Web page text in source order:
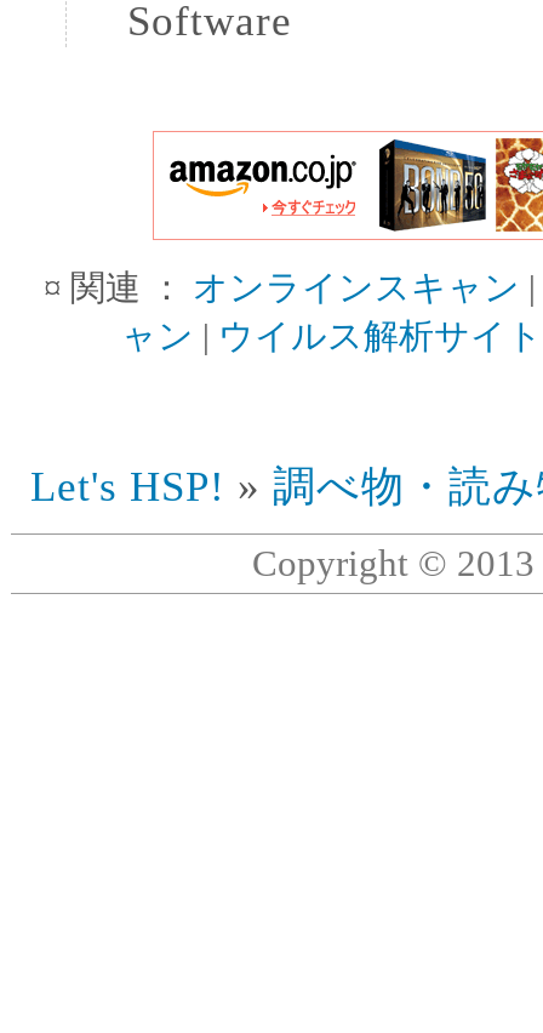
Software
¤ 関連 ： オンラインスキャン |
ャン | ウイルス解析サイト
Let's HSP! » 調べ物・読
Copyright © 2013